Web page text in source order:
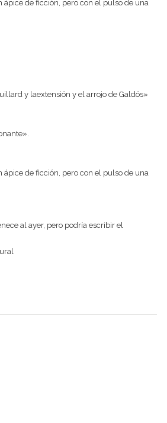
ápice de ficción, pero con el pulso de una
y laextensión y el arrojo de Galdós»
ápice de ficción, pero con el pulso de una
al ayer, pero podría escribir el